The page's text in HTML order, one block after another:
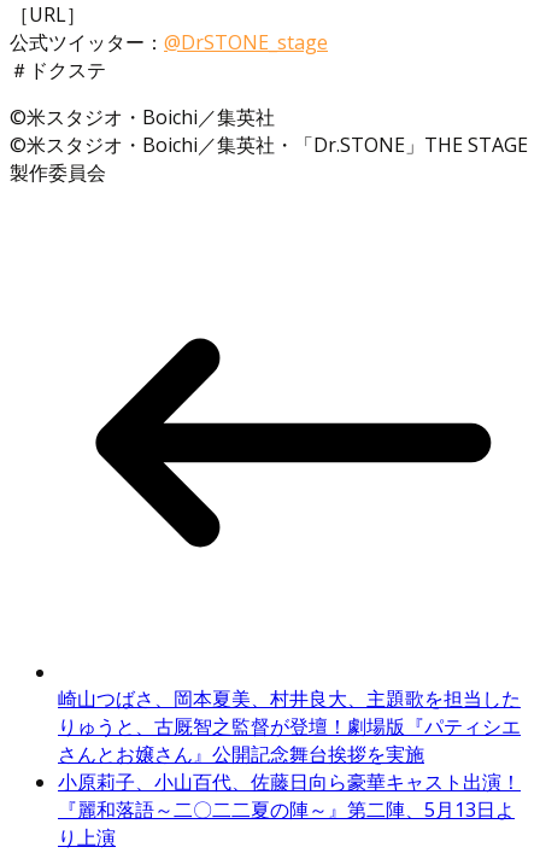
［URL］
公式ツイッター： @DrSTONE_stage
＃ドクステ
©米スタジオ・Boichi／集英社
©米スタジオ・Boichi／集英社・「Dr.STONE」THE STAGE
製作委員会
崎山つばさ、岡本夏美、村井良大、主題歌を担当した
りゅうと、古厩智之監督が登壇！劇場版『パティシエ
さんとお嬢さん』公開記念舞台挨拶を実施
小原莉子、小山百代、佐藤日向ら豪華キャスト出演！
『麗和落語～二〇二二夏の陣～』第二陣、5月13日よ
り上演